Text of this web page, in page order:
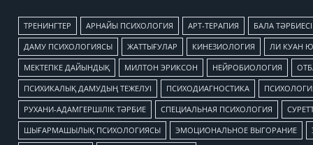
TРЕНИНГТЕР АРНАЙЫ ПСИХОЛОГИЯ АРТ-ТЕРАПИЯ БАЛА ТӘРБИЕСІ
ДАМУ ПСИХОЛОГИЯСЫ ЖАТТЫҒУЛАР КИНЕЗИОЛОГИЯ ЛИ КУАН
МЕКТЕПКЕ ДАЙЫНДЫҚ МИЛТОН ЭРИКСОН НЕЙРОБИОЛОГИЯ
ПСИХИКАЛЫҚ ДАМУДЫҢ ТЕЖЕЛУІ ПСИХОДИАГНОСТИКА
РУХАНИ-АДАМГЕРШІЛІК ТӘРБИЕ СПЕЦИАЛЬНАЯ ПСИХОЛОГИЯ
ШЫҒАРМАШЫЛЫҚ ПСИХОЛОГИЯСЫ ЭМОЦИОНАЛЬНОЕ ВЫГОРАНИЕ